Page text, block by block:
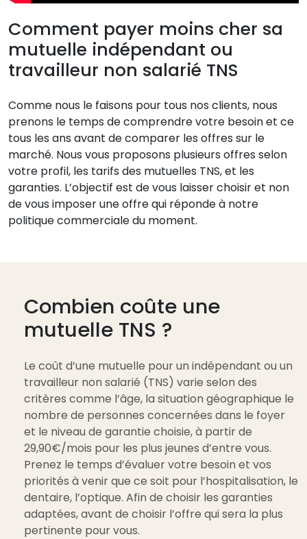
Comment payer moins cher sa
mutuelle indépendant ou
travailleur non salarié TNS
Comme nous le faisons pour tous nos clients, nous
prenons le temps de comprendre votre besoin et ce
tous les ans avant de comparer les offres sur le
marché. Nous vous proposons plusieurs offres selon
votre profil, les tarifs des mutuelles TNS, et les
garanties. L’objectif est de vous laisser choisir et non
de vous imposer une offre qui réponde à notre
politique commerciale du moment.
Combien coûte une
mutuelle TNS ?
Le coût d’une mutuelle pour un indépendant ou un
travailleur non salarié (TNS) varie selon des
critères comme l’âge, la situation géographique le
nombre de personnes concernées dans le foyer
et le niveau de garantie choisie, à partir de
29,90€/mois pour les plus jeunes d’entre vous.
Prenez le temps d’évaluer votre besoin et vos
priorités à venir que ce soit pour l’hospitalisation, le
dentaire, l’optique. Afin de choisir les garanties
adaptées, avant de choisir l’offre qui sera la plus
pertinente pour vous.